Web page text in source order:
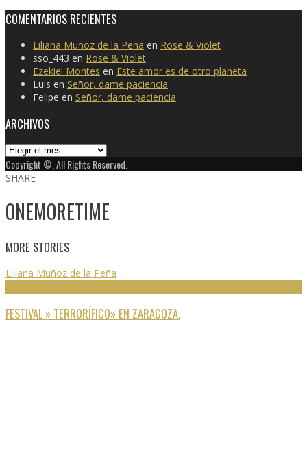
COMENTARIOS RECIENTES
Liliana Muñoz de la Peña en Rose & Violet
sso_443 en Rose & Violet
Ezekiel Montes en Este amor es de otro planeta
Luis en Señor, dame paciencia
Felipe en Señor, dame paciencia
ARCHIVOS
Archivos
Copyright ©, All Rights Reserved.
SHARE
ONEMORETIME
MORE STORIES
Liliana Muñoz de la Peña
FESTIVAL » TERRORÍFICO» EN ZARAGOZA.